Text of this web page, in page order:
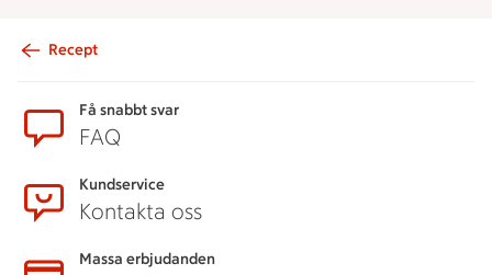
Recept
Få snabbt svar
FAQ
Kundservice
Kontakta oss
Massa erbjudanden